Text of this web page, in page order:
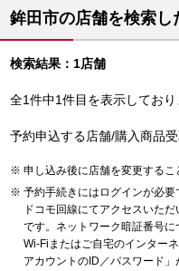
鉾田市の店舗を検索
検索結果：1店舗
全1件中1件目を表示してお
予約申込する店舗/購入商品
申し込み後に店舗を変更するこ
予約手続きにはログインが必要
ドコモ回線にてアクセスいた
です。ネットワーク暗証番号に
Wi-Fiまたはご自宅のインター
アカウントのID／パスワード